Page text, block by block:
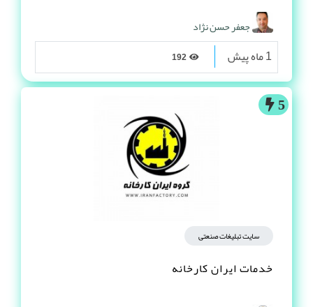
جعفر حسن نژاد
1 ماه پیش
5
سایت تبلیغات صنعتی
خدمات ایران کارخانه